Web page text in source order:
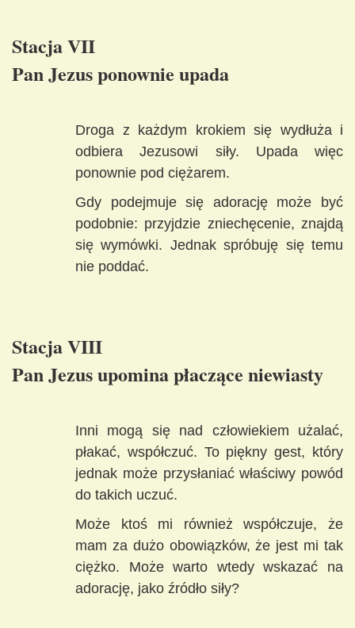
Stacja VII
Pan Jezus ponownie upada
Droga z każdym krokiem się wydłuża i
odbiera Jezusowi siły. Upada więc
ponownie pod ciężarem.
Gdy podejmuje się adorację może być
podobnie: przyjdzie zniechęcenie, znajdą
się wymówki. Jednak spróbuję się temu
nie poddać.
Stacja VIII
Pan Jezus upomina płaczące niewiasty
Inni mogą się nad człowiekiem użalać,
płakać, współczuć. To piękny gest, który
jednak może przysłaniać właściwy powód
do takich uczuć.
Może ktoś mi również współczuje, że
mam za dużo obowiązków, że jest mi tak
ciężko. Może warto wtedy wskazać na
adorację, jako źródło siły?